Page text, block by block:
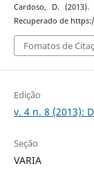
Cardoso, D.
Recuperado de
Fomatos de
Edição
v. 4 n. 8 (2013):
Seção
VARIA